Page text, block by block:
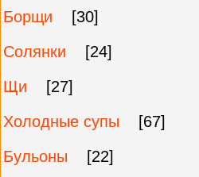
Борщи
[30]
Солянки
[24]
Щи
[27]
Холодные супы
[67]
Бульоны
[22]